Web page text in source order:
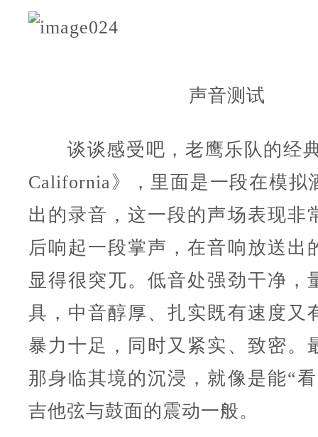
声音测试
谈谈感受吧，老鹰乐队的经
California》，里面是一段在模拟
出的录音，这一段的声场表现非
后响起一段掌声，在音响放送出
显得很突兀。低音处强劲干净，
具，中音醇厚、扎实既有速度又
暴力十足，同时又紧实、致密。
那身临其境的沉浸，就像是能“
吉他弦与鼓面的震动一般。